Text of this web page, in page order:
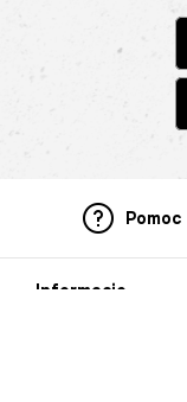
Pomoc
Informacje